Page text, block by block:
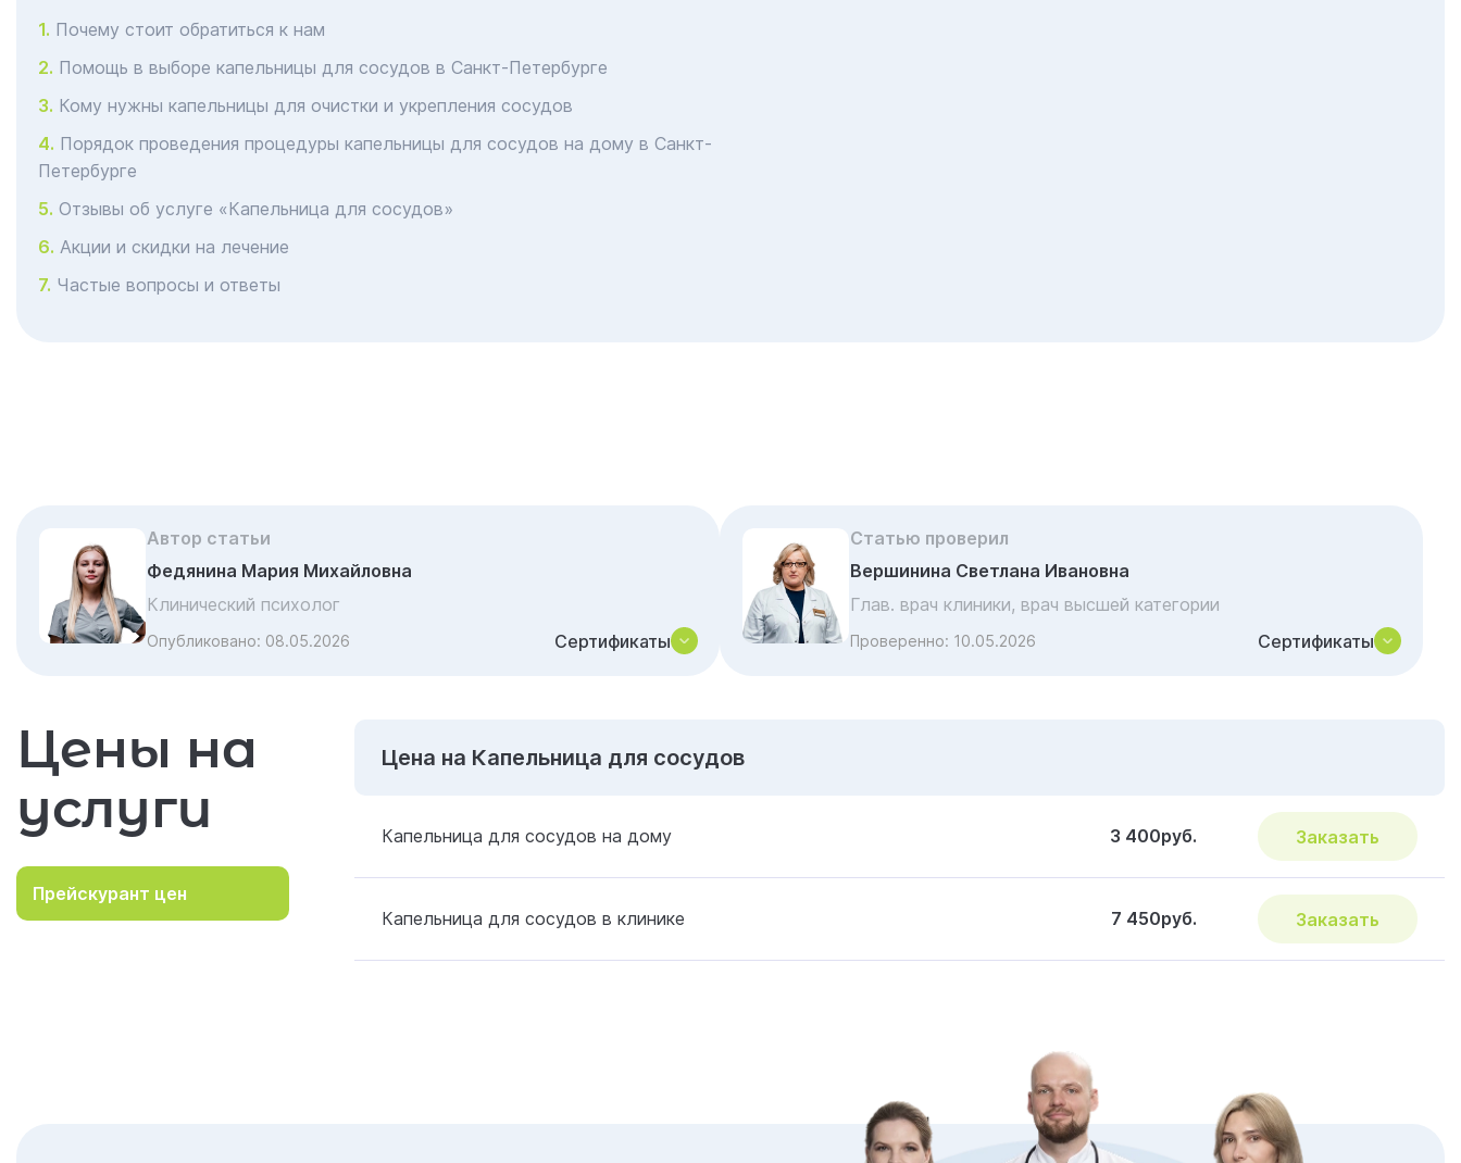
Почему стоит обратиться к нам
Помощь в выборе капельницы для сосудов в Санкт-Петербурге
Кому нужны капельницы для очистки и укрепления сосудов
Порядок проведения процедуры капельницы для сосудов на дому в Санкт-
Петербурге
Отзывы об услуге «Капельница для сосудов»
Акции и скидки на лечение
Частые вопросы и ответы
Автор статьи
Федянина Мария Михайловна
Клинический психолог
Опубликовано: 08.05.2026 Сертификаты
Статью проверил
Вершинина Светлана Ивановна
Глав. врач клиники, врач высшей категории
Проверенно: 10.05.2026 Сертификаты
Цены на
услуги
Прейскурант цен
Цена на Капельница для сосудов
Капельница для сосудов на дому 3 400руб. Заказать
Капельница для сосудов в клинике 7 450руб. Заказать